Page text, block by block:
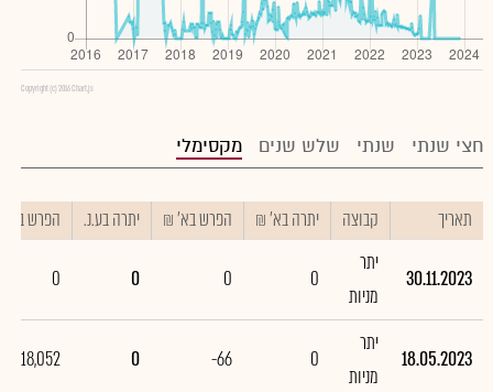
Copyright (c) 2016 Chart.js
חצי שנתי שנתי שלש שנים מקסימלי
תאריך קבוצה יתרה בא' ₪ הפרש בא' ₪ יתרה בע.נ. הפרש בע.נ.
30.11.2023
יתר
מניות
0
0
0
0
18.05.2023
יתר
מניות
0
-66
0
-18,052